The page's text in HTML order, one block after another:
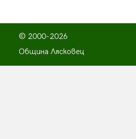
© 2000-2026
Община Лясковец